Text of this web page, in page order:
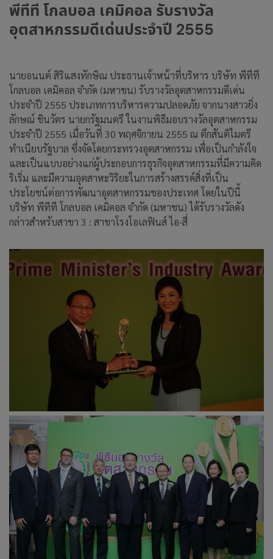
พีทีที โกลบอล เคมิคอล รับรางวัล
อุตสาหกรรมดีเด่นประจำปี 2555
นายอนนต์ สิริแสงทักษิณ ประธานเจ้าหน้าที่บริหาร บริษัท พีทีที
โกลบอล เคมิคอล จำกัด (มหาชน) รับรางวัลอุตสาหกรรมดีเด่น
ประจำปี 2555 ประเภทการบริหารความปลอดภัย จากนางสาวยิ่ง
ลักษณ์ ชินวัตร นายกรัฐมนตรี ในงานพิธีมอบรางวัลอุตสาหกรรม
ประจำปี 2555 เมื่อวันที่ 30 พฤศจิกายน 2555 ณ ตึกสันติไมตรี
ทำเนียบรัฐบาล ซึ่งจัดโดยกระทรวงอุตสาหกรรม เพื่อเป็นกำลังใจ
และเป็นแบบอย่างแก่ผู้ประกอบการธุรกิจอุตสาหกรรมที่มีความคิด
ริเริ่ม และมีความอุตสาหะวิริยะในการสร้างสรรค์สิ่งที่เป็น
ประโยชน์ต่อการพัฒนาอุตสาหกรรมของประเทศ โดยในปีนี้
บริษัท พีทีที โกลบอล เคมิคอล จำกัด (มหาชน) ได้รับรางวัลดัง
กล่าวสำหรับสาขา 3 : สาขาโรงโอเลฟินส์ ไอ-สี่